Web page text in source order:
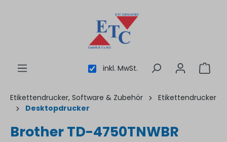
inkl. MwSt.
Etikettendrucker, Software & Zubehör
Etikettendrucker
Desktopdrucker
Brother TD-4750TNWBR